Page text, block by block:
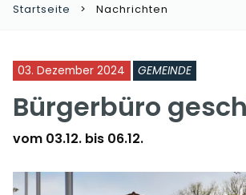
Startseite Nachrichten
03. Dezember 2024 GEMEINDE
Bürgerbüro
vom 03.12. bis 06.12.